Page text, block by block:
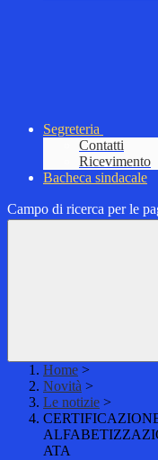
Segreteria
Contatti
Ricevimento
Bacheca sindacale
Campo di ricerca per le
Home >
Novità >
Le notizie >
ATA